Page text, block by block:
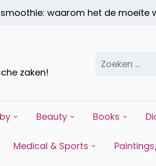
waarom het de moeite waard
zaken!
Zoeken
naar:
Beauty Books
Medical & Sports